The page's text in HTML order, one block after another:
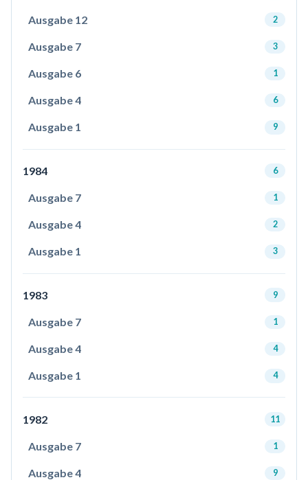
Ausgabe 12 2
Ausgabe 7 3
Ausgabe 6 1
Ausgabe 4 6
Ausgabe 1 9
1984 6
Ausgabe 7 1
Ausgabe 4 2
Ausgabe 1 3
1983 9
Ausgabe 7 1
Ausgabe 4 4
Ausgabe 1 4
1982 11
Ausgabe 7 1
Ausgabe 4 9